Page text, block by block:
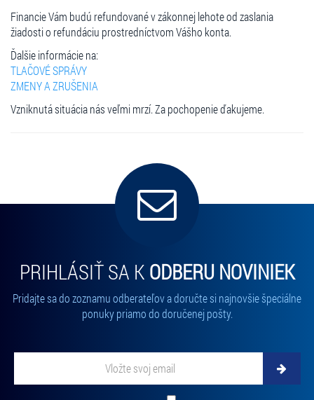
Financie Vám budú refundované v zákonnej lehote od zaslania
žiadosti o refundáciu prostredníctvom Vášho konta.
Ďalšie informácie na:
TLAČOVÉ SPRÁVY
ZMENY A ZRUŠENIA
Vzniknutá situácia nás veľmi mrzí. Za pochopenie ďakujeme.
PRIHLÁSIŤ SA K ODBERU NOVINIEK
Pridajte sa do zoznamu odberateľov a doručte si najnovšie špeciálne
ponuky priamo do doručenej pošty.